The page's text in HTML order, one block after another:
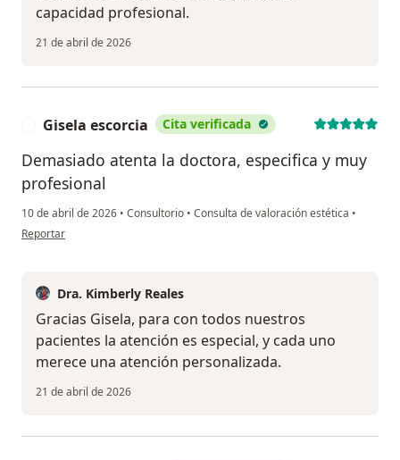
capacidad profesional.
21 de abril de 2026
Gisela escorcia Cita verificada
Demasiado atenta la doctora, especifica y muy
profesional
10 de abril de 2026 • Consultorio • Consulta de valoración estética •
en opinión del usuario Gisela escorcia
Reportar
Dra. Kimberly Reales
Gracias Gisela, para con todos nuestros
pacientes la atención es especial, y cada uno
merece una atención personalizada.
21 de abril de 2026